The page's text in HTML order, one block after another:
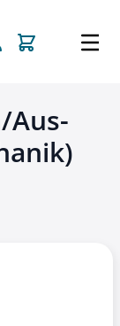
Aus-